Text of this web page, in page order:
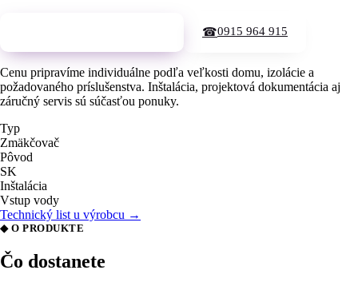
☎0915 964 915
Cenu pripravíme individuálne podľa veľkosti domu, izolácie a
požadovaného príslušenstva. Inštalácia, projektová dokumentácia aj
záručný servis sú súčasťou ponuky.
Typ
Zmäkčovač
Pôvod
SK
Inštalácia
Vstup vody
Technický list u výrobcu →
◆ O PRODUKTE
Čo dostanete